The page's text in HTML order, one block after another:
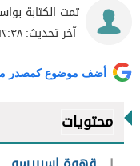
تمت الكتابة
آخر تحديث:١٢:٣٨ ، ١٣ يوليو ٢٠١٧
أضف موضوع كمصدر
محتويات